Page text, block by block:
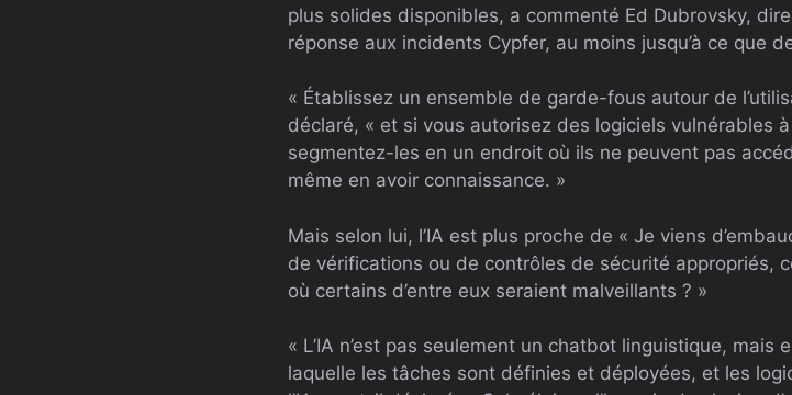
plus solides disponibles, a commenté Ed Dubrovsky,
réponse aux incidents Cypfer, au moins jusqu’à ce que
« Établissez un ensemble de garde-fous autour de
déclaré, « et si vous autorisez des logiciels vulnérables à
segmentez-les en un endroit où ils ne peuvent pas
même en avoir connaissance. »
Mais selon lui, l’IA est plus proche de « Je viens
de vérifications ou de contrôles de sécurité appropriés,
où certains d’entre eux seraient malveillants ? »
« L’IA n’est pas seulement un chatbot linguistique,
laquelle les tâches sont définies et déployées, et les